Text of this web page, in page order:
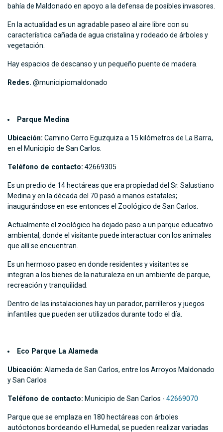
bahía de Maldonado en apoyo a la defensa de posibles invasores.
En la actualidad es un agradable paseo al aire libre con su
característica cañada de agua cristalina y rodeado de árboles y
vegetación.
Hay espacios de descanso y un pequeño puente de madera.
Redes. @municipiomaldonado
Parque Medina
Ubicación: Camino Cerro Eguzquiza a 15 kilómetros de La Barra,
en el Municipio de San Carlos.
Teléfono de contacto: 42669305
Es un predio de 14 hectáreas que era propiedad del Sr. Salustiano
Medina y en la década del 70 pasó a manos estatales;
inaugurándose en ese entonces el Zoológico de San Carlos.
Actualmente el zoológico ha dejado paso a un parque educativo
ambiental, donde el visitante puede interactuar con los animales
que allí se encuentran.
Es un hermoso paseo en donde residentes y visitantes se
integran a los bienes de la naturaleza en un ambiente de parque,
recreación y tranquilidad.
Dentro de las instalaciones hay un parador, parrilleros y juegos
infantiles que pueden ser utilizados durante todo el día.
Eco Parque La Alameda
Ubicación: Alameda de San Carlos, entre los Arroyos Maldonado
y San Carlos
Teléfono de contacto: Municipio de San Carlos - 42669070
Parque que se emplaza en 180 hectáreas con árboles
autóctonos bordeando el Humedal, se pueden realizar variadas